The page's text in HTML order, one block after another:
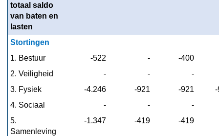
totaal saldo
van baten en
lasten
Stortingen
1. Bestuur
-522 -
-400
2. Veiligheid
- -
-
3. Fysiek
-4.246 -921 -921
-
4. Sociaal
- -
-
5.
Samenleving
-1.347 -419 -419